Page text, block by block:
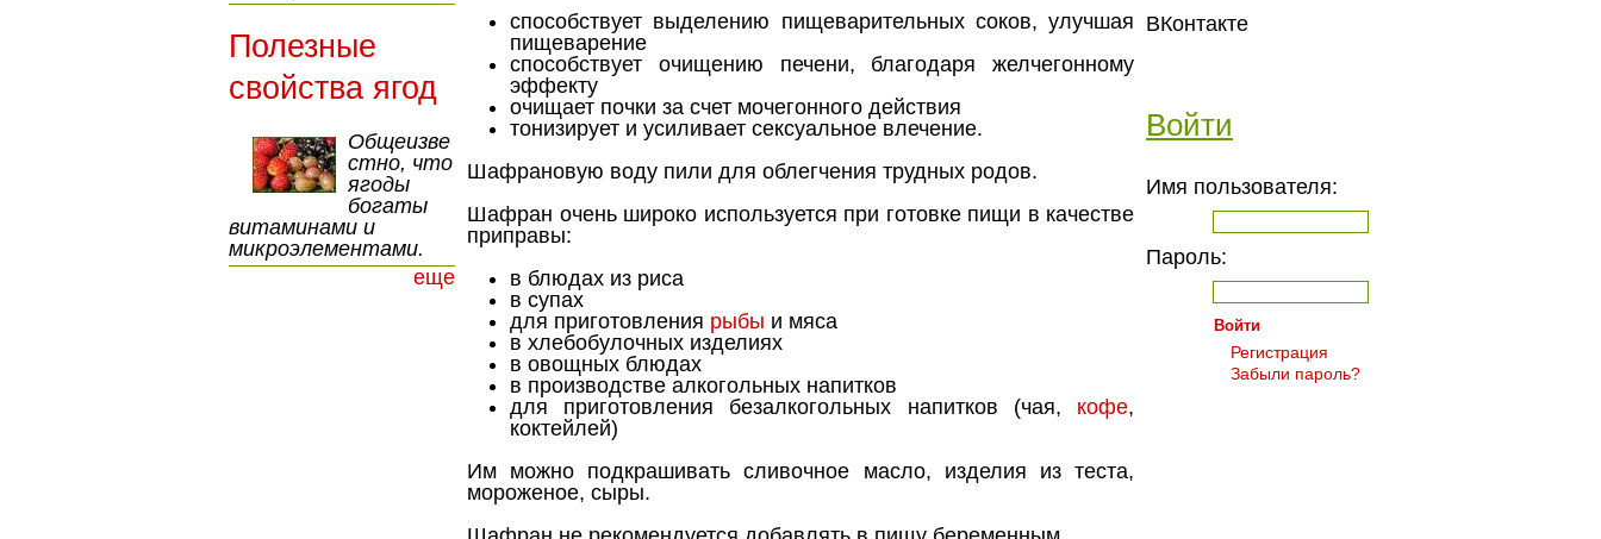
способствует выделению пищеварительных соков, улучшая
пищеварение
способствует очищению печени, благодаря желчегонному
эффекту
очищает почки за счет мочегонного действия
тонизирует и усиливает сексуальное влечение.
Шафрановую воду пили для облегчения трудных родов.
Шафран очень широко используется при готовке пищи в качестве
приправы:
в блюдах из риса
в супах
для приготовления рыбы и мяса
в хлебобулочных изделиях
в овощных блюдах
в производстве алкогольных напитков
для приготовления безалкогольных напитков (чая, кофе,
коктейлей)
Им можно подкрашивать сливочное масло, изделия из теста,
мороженое, сыры.
Полезные
свойства ягод
Общеизве
стно, что
ягоды
богаты
витаминами и
микроэлементами.
еще
ВКонтакте
Войти
Имя пользователя:
Пароль:
Регистрация
Забыли пароль?